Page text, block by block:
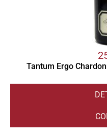
Tantum Ergo